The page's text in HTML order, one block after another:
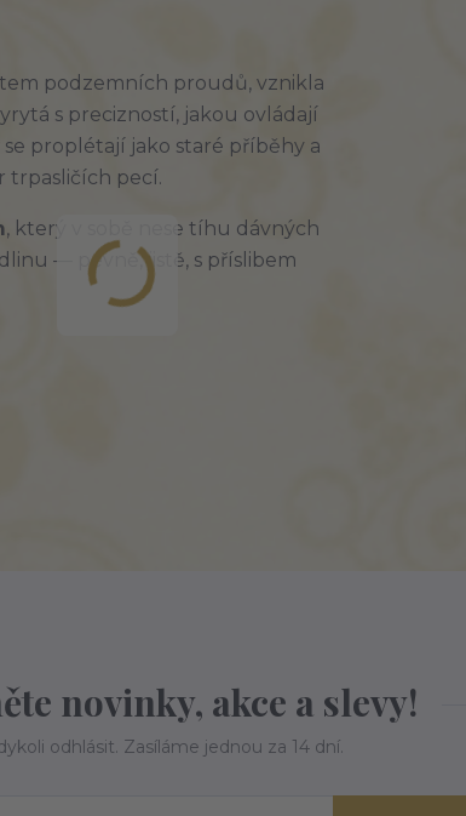
podzemních proudů, vznikla
s precizností, jakou ovládají
proplétají jako staré příběhy a
trpasličích pecí.
, který v sobě nese tíhu dávných
— pevně, jistě, s příslibem
novinky, akce a slevy!
odhlásit. Zasíláme jednou za 14 dní.